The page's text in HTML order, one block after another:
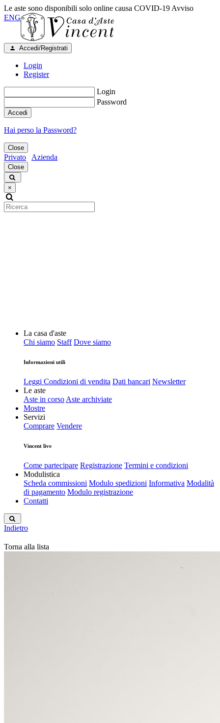
Le aste sono disponibili solo online causa COVID-19 Avviso
ENG
Accedi/Registrati
Login
Register
Login
Password
Accedi
Hai perso la Password?
Close
Privato Azienda
Close
×
La casa d'aste
Chi siamo Staff Dove siamo
Informazioni utili
Leggi Condizioni di vendita Dati bancari Newsletter
Le aste
Aste in corso Aste archiviate
Mostre
Servizi
Comprare Vendere
Vincent live
Come partecipare Registrazione Termini e condizioni
Modulistica
Scheda commissioni Modulo spedizioni Informativa Modalità
di pagamento Modulo registrazione
Contatti
Indietro
Torna alla lista